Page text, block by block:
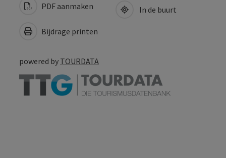
PDF aanmaken
Bijdrage printen
In de buurt
powered by TOURDATA